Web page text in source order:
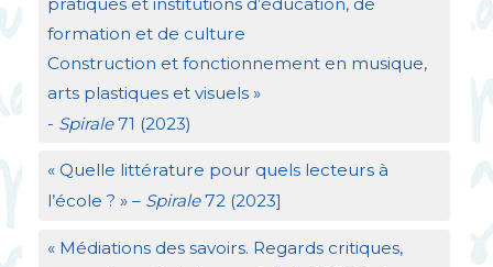
formation et de culture
Construction et fonctionnement en musique,
arts plastiques et visuels »
- Spirale71 (2023)
« Quelle littérature pour quels lecteurs à
l’école ? » – Spirale72 (2023]
« Médiations des savoirs. Regards critiques,